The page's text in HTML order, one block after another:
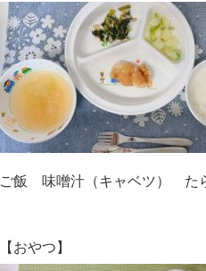
ご飯 味噌汁（キャベツ） た
【おやつ】